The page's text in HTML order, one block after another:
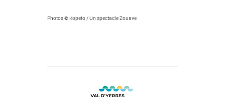
Photos © Kopeto / Un spectacle Zouave